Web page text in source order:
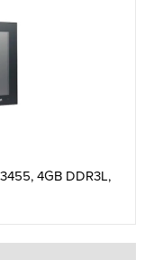
4GB DDR3L,